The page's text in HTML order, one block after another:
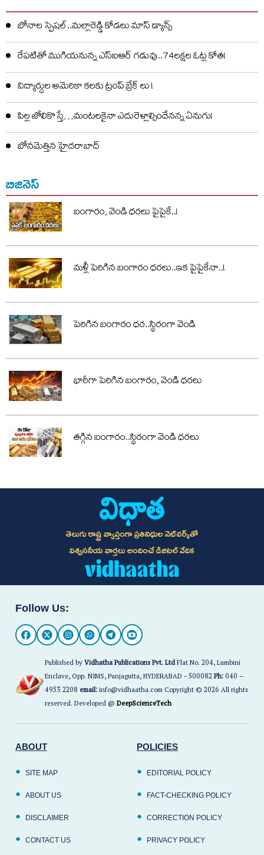
బోనాల స్పెషల్..మల్లారెడ్డి కోడలు మాస్ డ్యాన్స్
రేపటితో ముగియనున్న ఎస్‌ఐఆర్ గడువు..74లక్షల ఓట్ల కోత!
విద్యార్ధుల అమెరికా కలకు ట్రంప్ బ్రేక్ లు !
పిల్ల జోలికొస్తే…మంటలకైనా ఎదురెళ్లాల్సిందేనన్న ఏనుగు!
బోనమెత్తిన హైదరాబాద్
బిజినెస్
బంగారం, వెండి ధరలు పైపైకే..!
మళ్లీ పెరిగిన బంగారం ధరలు..ఇక పైపైకేనా..!
పెరిగిన బంగారం ధర..స్థిరంగా వెండి
భారీగా పెరిగిన బంగారం, వెండి ధరలు
తగ్గిన బంగారం..స్థిరంగా వెండి ధరలు
తెలుగు రాష్ట్ర వ్యాప్తంగా ప్రతినిధుల నెట్‌వర్క్‌తో
విశ్వసనీయ వార్తలు అందించే డిజిటల్ వేదిక
Follow Us:
Published byVidhatha Publications Pvt. LtdFlat No. 204, Lumbini
Enclave, Opp. NIMS, Punjagutta, HYDERABAD - 500082Ph:040 –
4953 2208 email:info@vidhaatha.com Copyright © 2026 All rights
reserved. Developed @DeepScienceTech
ABOUT
SITE MAP
ABOUT US
DISCLAIMER
CONTACT US
POLICIES
EDITORIAL POLICY
FACT-CHECKING POLICY
CORRECTION POLICY
PRIVACY POLICY